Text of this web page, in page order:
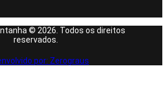
© 2026. Todos os direitos
reservados.
por: Zerograus